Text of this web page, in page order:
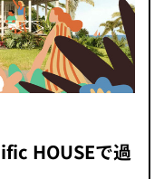
HOUSEで過